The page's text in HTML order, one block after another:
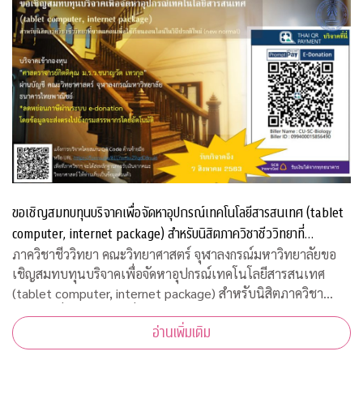
ขอเชิญสมทบทุนบริจาคเพื่อจัดหาอุปกรณ์เทคโนโลยีสารสนเทศ (tablet
computer, internet package) สำหรับนิสิตภาควิชาชีววิทยาที่
ขาดแคลน
ภาควิชาชีววิทยา คณะวิทยาศาสตร์ จุฬาลงกรณ์มหาวิทยาลัยขอ
เชิญสมทบทุนบริจาคเพื่อจัดหาอุปกรณ์เทคโนโลยีสารสนเทศ
(tablet computer, internet package) สำหรับนิสิตภาควิชา
ชีววิทยาที่ขาดแคลน เพื่อใช้เรียนออนไลน์ในวิถีปรกติใหม่ บริจาค
เข้ากองทุน "
อ่านเพิ่มเติม